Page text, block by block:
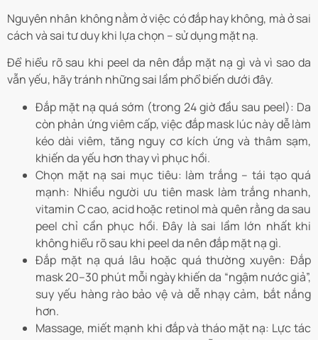
Nguyên nhân không nằm ở việc có đắp hay không, mà ở sai
cách và sai tư duy khi lựa chọn – sử dụng mặt nạ.
Để hiểu rõ sau khi peel da nên đắp mặt nạ gì và vì sao da
vẫn yếu, hãy tránh những sai lầm phổ biến dưới đây.
Đắp mặt nạ quá sớm (trong 24 giờ đầu sau peel): Da
còn phản ứng viêm cấp, việc đắp mask lúc này dễ làm
kéo dài viêm, tăng nguy cơ kích ứng và thâm sạm,
khiến da yếu hơn thay vì phục hồi.
Chọn mặt nạ sai mục tiêu: làm trắng – tái tạo quá
mạnh: Nhiều người ưu tiên mask làm trắng nhanh,
vitamin C cao, acid hoặc retinol mà quên rằng da sau
peel chỉ cần phục hồi. Đây là sai lầm lớn nhất khi
không hiểu rõ sau khi peel da nên đắp mặt nạ gì.
Đắp mặt nạ quá lâu hoặc quá thường xuyên: Đắp
mask 20–30 phút mỗi ngày khiến da “ngậm nước giả”,
suy yếu hàng rào bảo vệ và dễ nhạy cảm, bắt nắng
hơn.
Massage, miết mạnh khi đắp và tháo mặt nạ: Lực tác